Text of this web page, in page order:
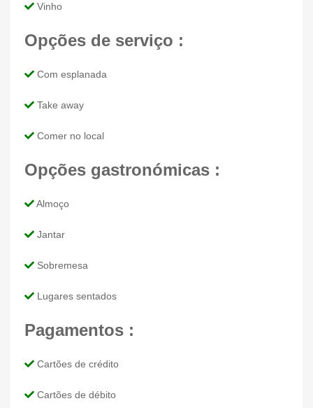
Vinho
Opções de serviço :
Com esplanada
Take away
Comer no local
Opções gastronómicas :
Almoço
Jantar
Sobremesa
Lugares sentados
Pagamentos :
Cartões de crédito
Cartões de débito